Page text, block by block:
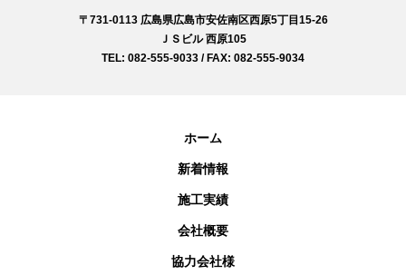
〒731-0113 広島県広島市安佐南区西原5丁目15-26
ＪＳビル 西原105
TEL: 082-555-9033 / FAX: 082-555-9034
ホーム
新着情報
施工実績
会社概要
協力会社様